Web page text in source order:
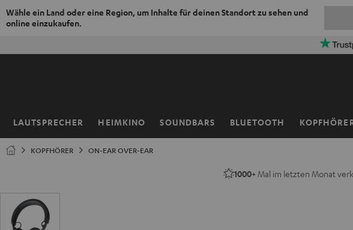
Wähle ein Land oder eine Region, um Inhalte für deinen Standort zu sehen und
online einzukaufen.
50% Versandkosten
LAUTSPRECHER HEIMKINO SOUNDBARS BLUETOOTH
Startseite
KOPFHÖRER ON-EAR OVER-EAR
1000+ Mal im letzten Monat